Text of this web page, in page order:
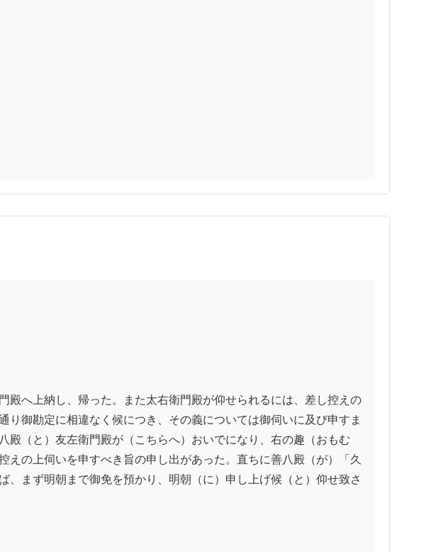
へ上納し、帰った。また太右衛門殿が仰せられるには、差し控えの
御勘定に相違なく候につき、その義については御伺いに及び申すま
殿（と）友左衛門殿が（こちらへ）おいでになり、右の趣（おもむ
の上伺いを申すべき旨の申し出があった。直ちに善八殿（が）「久
まず明朝まで御免を預かり、明朝（に）申し上げ候（と）仰せ致さ